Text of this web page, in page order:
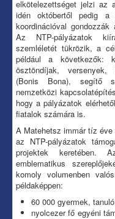
elkötelezettséget jelzi az
idén októbertől pedig a
koordinációval
Az NTP-pályázatok
szemléletét tükrözik, a
például a következők:
ösztöndíjak, versenyek,
(Bonis Bona), segítő
nemzetközi
hogy a pályázatok
fiatalok számára is.
A Matehetsz immár tíz
az NTP-pályázatok
projektek keretében.
emblematikus
komoly volumenben
példaképpen:
60 000 gyermek,
nyolcezer fő egyéni